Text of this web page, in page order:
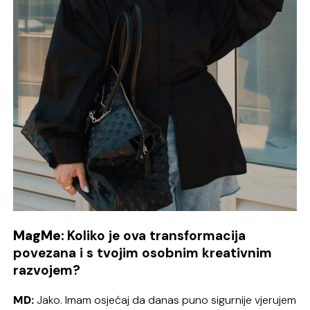
MagMe: Koliko je ova transformacija
povezana i s tvojim osobnim kreativnim
razvojem?
MD:Jako. Imam osjećaj da danas puno sigurnije vjerujem